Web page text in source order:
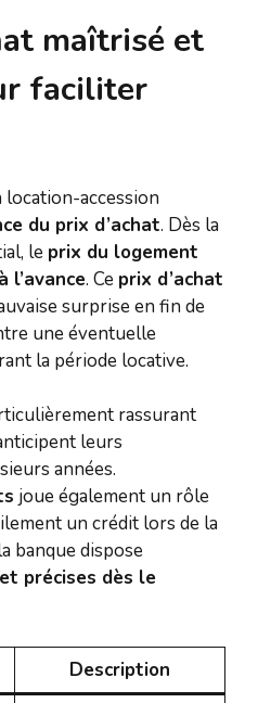
maîtrisé et
faciliter
accession
du prix d’achat. Dès la
le prix du logement
l’avance. Ce prix d’achat
surprise en fin de
une éventuelle
la période locative.
rassurant
leurs
années.
joue également un rôle
un crédit lors de la
banque dispose
précises dès le
Description